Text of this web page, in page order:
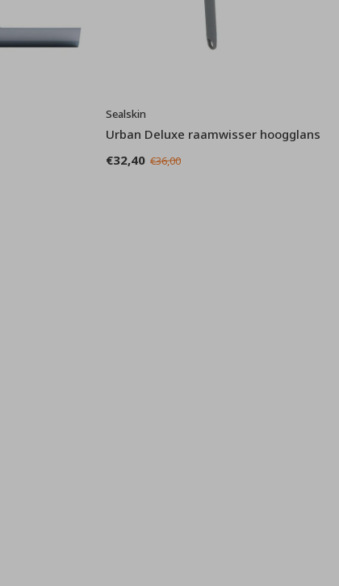
Sealskin
Urban Deluxe raamwisser hoogglans
€32,40 €36,00